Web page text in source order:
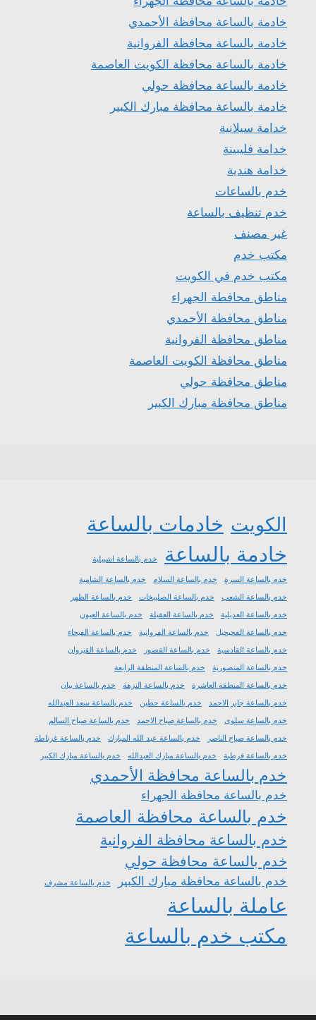
خادمة بالساعة محافظة الأحمدي
خادمة بالساعة محافظة الفروانية
خادمة بالساعة محافظة الكويت العاصمة
خادمة بالساعة محافظة حولي
خادمة بالساعة محافظة مبارك الكبير
خدامة سيلانية
خدامة فليبينة
خدامة هندية
خدم بالساعات
خدم تنظيف بالساعة
غير مصنف
مكتب خدم
مكتب خدم في الكويت
مناطق محافطة الجهراء
مناطق محافظة الأحمدي
مناطق محافظة الفروانية
مناطق محافظة الكويت العاصمة
مناطق محافظة حولي
مناطق محافظة مبارك الكبير
الكويت خادمات بالساعة
خادمة بالساعة
خدم بالساعة اشبيلية
خدم بالساعة السرة خدم بالساعة السلام
خدم بالساعة الشامية
خدم بالساعة الشعب
خدم بالساعة الصليبخات
خدم بالساعة الظهر
خدم بالساعة العديلية
خدم بالساعة العقيلة
خدم بالساعة العيون
خدم بالساعة الفحيحيل
خدم بالساعة الفروانية
خدم بالساعة الفيحاء
خدم بالساعة القادسية
خدم بالساعة القصور
خدم بالساعة القيروان
خدم بالساعة المنصورية
خدم بالساعة المنطقة الرابعة
خدم بالساعة المنطقة العاشرة
خدم بالساعة النزهة
خدم بالساعة بيان
خدم بالساعة جابر الاحمد
خدم بالساعة حطين
خدم بالساعة سعد العبدالله
خدم بالساعة سلوى
خدم بالساعة صباح الاحمد
خدم بالساعة صباح السالم
خدم بالساعة صباح الناصر
خدم بالساعة عبد الله المبارك
خدم بالساعة غرناطة
خدم بالساعة قرطبة
خدم بالساعة مبارك العبدالله خدم بالساعة مبارك الكبير
خدم بالساعة محافظة الأحمدي
خدم بالساعة محافظة الجهراء
خدم بالساعة محافظة العاصمة
خدم بالساعة محافظة الفروانية
خدم بالساعة محافظة حولي
خدم بالساعة محافظة مبارك الكبير خدم بالساعة مشرف
عاملة بالساعة
مكتب خدم بالساعة